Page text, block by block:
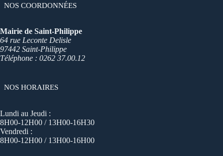
NOS COORDONNÉES
Mairie de Saint-Philippe
64 rue Leconte Delisle
97442 Saint-Philippe
Téléphone : 0262 37.00.12
NOS HORAIRES
Lundi au Jeudi :
8H00-12H00 / 13H00-16H30
Vendredi :
8H00-12H00 / 13H00-16H00